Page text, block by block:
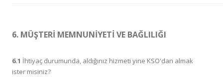
6. MÜŞTERİ MEMNUNİYETİ VE BAĞLILIĞI
6.1 İhtiyaç durumunda, aldığınız hizmeti yine KSO'dan almak
ister misiniz?